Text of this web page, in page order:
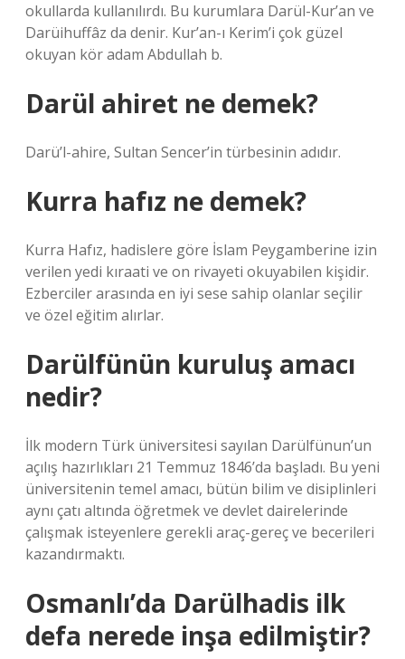
okullarda kullanılırdı. Bu kurumlara Darül-Kur’an ve
Darüihuffâz da denir. Kur’an-ı Kerim’i çok güzel
okuyan kör adam Abdullah b.
Darül ahiret ne demek?
Darü’l-ahire, Sultan Sencer’in türbesinin adıdır.
Kurra hafız ne demek?
Kurra Hafız, hadislere göre İslam Peygamberine izin
verilen yedi kıraati ve on rivayeti okuyabilen kişidir.
Ezberciler arasında en iyi sese sahip olanlar seçilir
ve özel eğitim alırlar.
Darülfünün kuruluş amacı
nedir?
İlk modern Türk üniversitesi sayılan Darülfünun’un
açılış hazırlıkları 21 Temmuz 1846’da başladı. Bu yeni
üniversitenin temel amacı, bütün bilim ve disiplinleri
aynı çatı altında öğretmek ve devlet dairelerinde
çalışmak isteyenlere gerekli araç-gereç ve becerileri
kazandırmaktı.
Osmanlı’da Darülhadis ilk
defa nerede inşa edilmiştir?